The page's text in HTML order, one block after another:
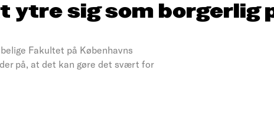
sig som borgerlig
Fakultet på Københavns
på, at det kan gøre det svært for